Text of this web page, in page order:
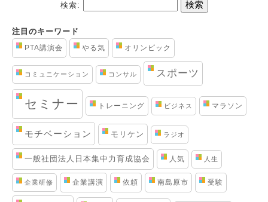
検索:
注目のキーワード
PTA講演会 やる気 オリンピック
コミュニケーション コンサル スポーツ
セミナー トレーニング ビジネス マラソン
モチベーション モリケン ラジオ
一般社団法人日本集中力育成協会 人気 人生
企業研修 企業講演 依頼 南島原市 受験